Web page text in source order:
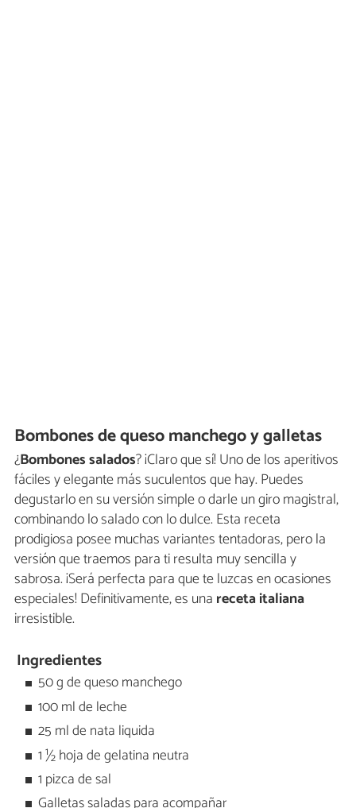
Bombones de queso manchego y galletas
¿Bombones salados? ¡Claro que sí! Uno de los aperitivos
fáciles y elegante más suculentos que hay. Puedes
degustarlo en su versión simple o darle un giro magistral,
combinando lo salado con lo dulce. Esta receta
prodigiosa posee muchas variantes tentadoras, pero la
versión que traemos para ti resulta muy sencilla y
sabrosa. ¡Será perfecta para que te luzcas en ocasiones
especiales! Definitivamente, es una receta italiana
irresistible.
Ingredientes
50 g de queso manchego
100 ml de leche
25 ml de nata liquida
1 ½ hoja de gelatina neutra
1 pizca de sal